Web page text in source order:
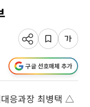
구글 선호매체 추가
응과장 최병택 △